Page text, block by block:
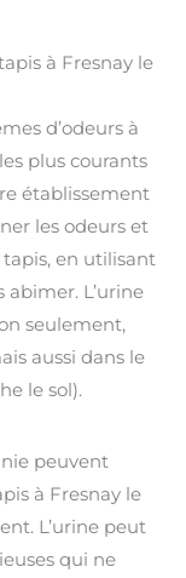
à Fresnay le
d’odeurs à
plus courants
établissement
les odeurs et
en utilisant
L’urine
seulement,
aussi dans le
le sol).
peuvent
à Fresnay le
L’urine peut
qui ne